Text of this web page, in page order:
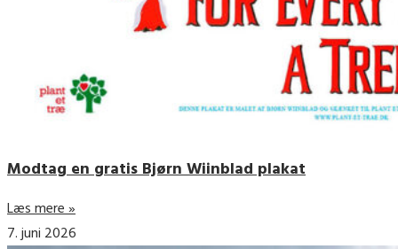
Modtag en gratis Bjørn Wiinblad plakat
Læs mere »
7. juni 2026